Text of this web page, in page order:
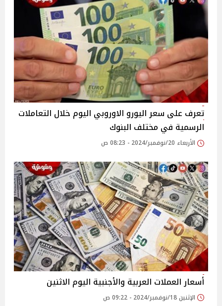
تعرف على سعر اليورو الاوروبي اليوم خلال التعاملات
الرسمية في مختلف البنوك
الأربعاء 20/نوفمبر/2024 - 08:23 ص
أسعار العملات العربية والأجنبية اليوم الاثنين
الإثنين 18/نوفمبر/2024 - 09:22 ص